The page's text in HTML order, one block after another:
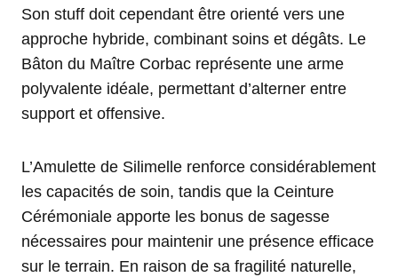
Son stuff doit cependant être orienté vers une
approche hybride, combinant soins et dégâts. Le
Bâton du Maître Corbac représente une arme
polyvalente idéale, permettant d’alterner entre
support et offensive.
L’Amulette de Silimelle renforce considérablement
les capacités de soin, tandis que la Ceinture
Cérémoniale apporte les bonus de sagesse
nécessaires pour maintenir une présence efficace
sur le terrain. En raison de sa fragilité naturelle,